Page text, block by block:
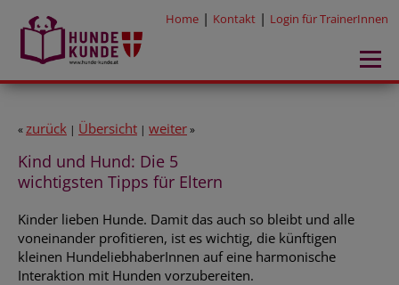
Home | Kontakt | Login für TrainerInnen
«zurück | Übersicht | weiter»
Kind und Hund: Die 5
wichtigsten Tipps für Eltern
Kinder lieben Hunde. Damit das auch so bleibt und alle
voneinander profitieren, ist es wichtig, die künftigen
kleinen HundeliebhaberInnen auf eine harmonische
Interaktion mit Hunden vorzubereiten.